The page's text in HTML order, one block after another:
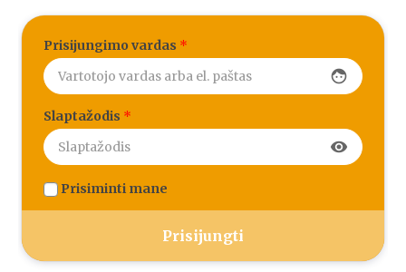
Prisijungimo vardas *
face
Slaptažodis *
visibility
Prisiminti mane